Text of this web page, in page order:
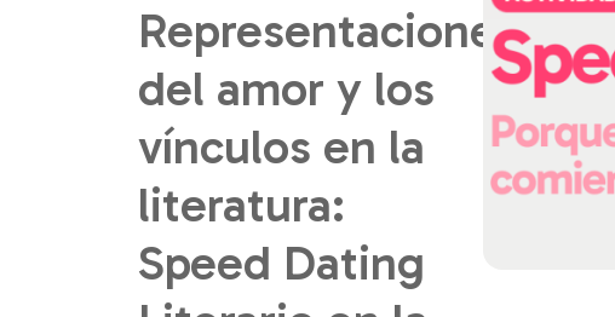
Representaciones
del amor y los
vínculos en la
literatura:
Speed Dating